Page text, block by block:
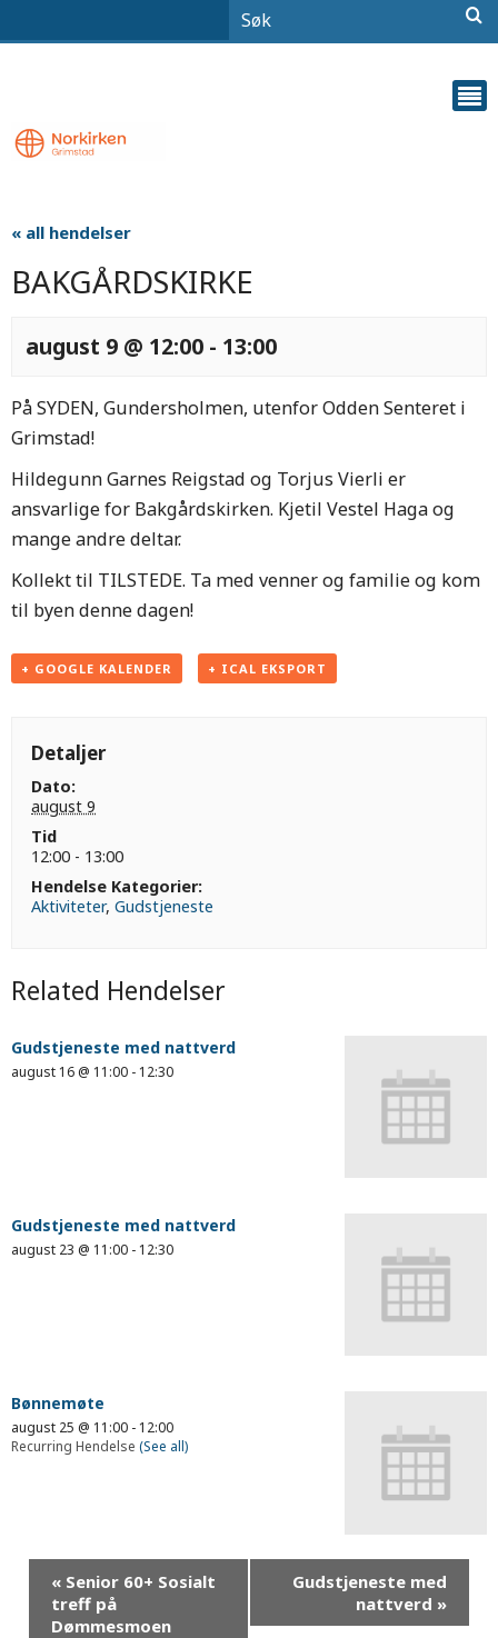
« all hendelser
BAKGÅRDSKIRKE
august 9 @ 12:00 - 13:00
På SYDEN, Gundersholmen, utenfor Odden Senteret i
Grimstad!
Hildegunn Garnes Reigstad og Torjus Vierli er
ansvarlige for Bakgårdskirken. Kjetil Vestel Haga og
mange andre deltar.
Kollekt til TILSTEDE. Ta med venner og familie og kom
til byen denne dagen!
+ GOOGLE KALENDER + ICAL EKSPORT
Detaljer
Dato:
august 9
Tid
12:00 - 13:00
Hendelse Kategorier:
Aktiviteter,Gudstjeneste
Related Hendelser
Gudstjeneste med nattverd
august 16 @ 11:00 - 12:30
Gudstjeneste med nattverd
august 23 @ 11:00 - 12:30
Bønnemøte
august 25 @ 11:00 - 12:00
Recurring Hendelse (See all)
« Senior 60+ Sosialt
treff på
Dømmesmoen
Gudstjeneste med
nattverd »